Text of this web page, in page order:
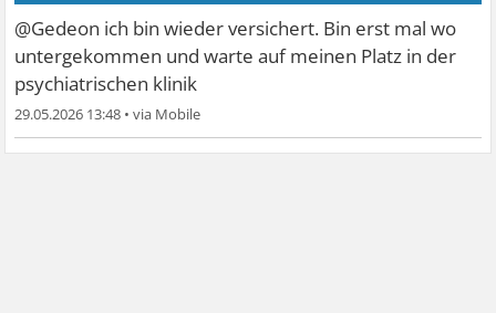
@Gedeon ich bin wieder versichert. Bin erst mal wo
untergekommen und warte auf meinen Platz in der
psychiatrischen klinik
29.05.2026 13:48 •